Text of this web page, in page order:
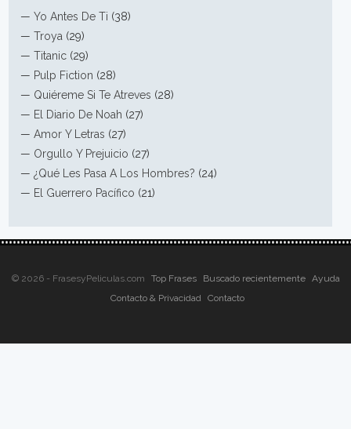
—Yo Antes De Ti (38)
—Troya (29)
—Titanic (29)
— Pulp Fiction (28)
— Quiéreme Si Te Atreves (28)
— El Diario De Noah (27)
—Amor Y Letras (27)
— Orgullo Y Prejuicio (27)
—¿Qué Les Pasa A Los Hombres? (24)
— El Guerrero Pacífico (21)
© 2026 - FrasesyPeliculas.com Top Frases Buscado recientemente
Ayuda
Contacto & Privacidad
Contacto